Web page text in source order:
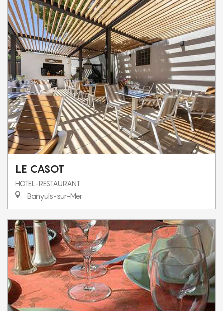
LE CASOT
HOTEL-RESTAURANT
Banyuls-sur-Mer